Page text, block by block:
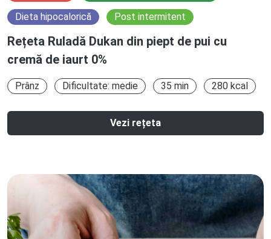
Dieta hipocalorică
Post intermitent
Rețeta Ruladă Dukan din piept de pui cu
cremă de iaurt 0%
Prânz Dificultate: medie 35 min 280 kcal
Vezi rețeta